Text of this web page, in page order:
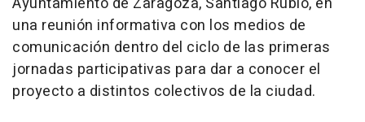
una reunión informativa con los medios de
comunicación dentro del ciclo de las primeras
jornadas participativas para dar a conocer el
proyecto a distintos colectivos de la ciudad.